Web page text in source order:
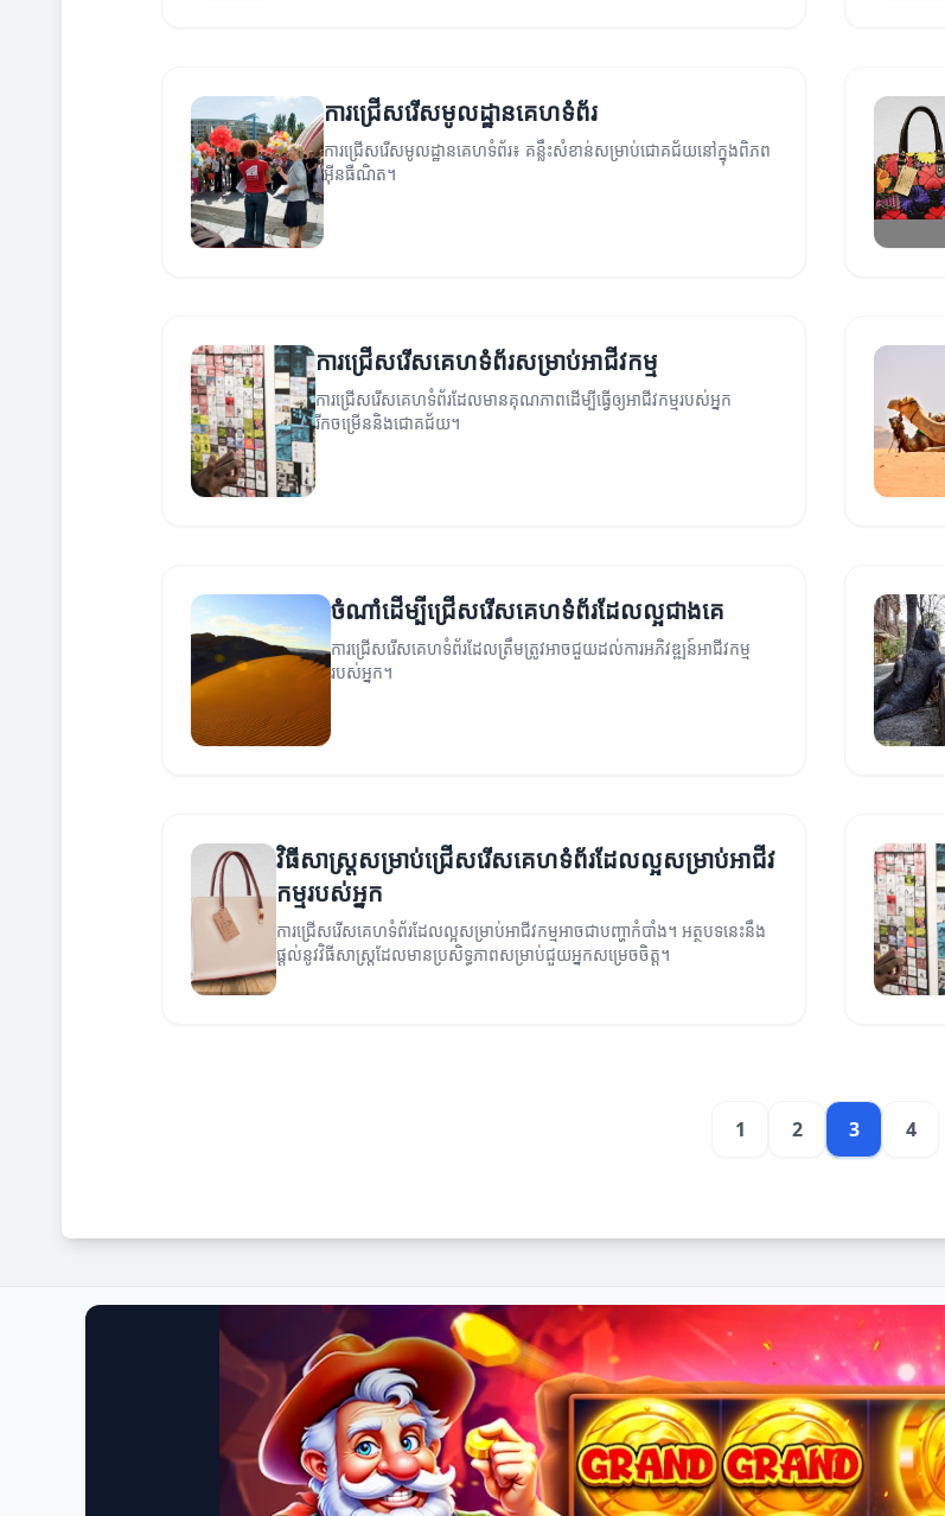
ការជ្រើសរើសមូលដ្ឋានគេហទំព័រ
ការជ្រើសរើសមូលដ្ឋានគេហទំព័រ៖ គន្លឹះសំខាន់សម្រាប់ជោគជ័យនៅក្នុងពិភព
អ៊ីនធឺណិត។
ការជ្រើសរើសគេហទំព័រសម្រាប់អាជីវកម្ម
ការជ្រើសរើសគេហទំព័រ​ដែលមាន​គុណភាព​ដើម្បី​ធ្វើ​ឲ្យ​អាជីវកម្ម​របស់​អ្នក
រីកចម្រើន​និង​ជោគជ័យ។
ចំណាំដើម្បីជ្រើសរើសគេហទំព័រដែលល្អជាងគេ
ការជ្រើសរើសគេហទំព័រដែលត្រឹមត្រូវអាចជួយដល់ការអភិវឌ្ឍន៍អាជីវកម្ម
របស់អ្នក។
វិធីសាស្ត្រសម្រាប់ជ្រើសរើសគេហទំព័រដែលល្អសម្រាប់អាជីវ
កម្មរបស់អ្នក
ការជ្រើសរើសគេហទំព័រដែលល្អសម្រាប់អាជីវកម្មអាចជាបញ្ហាកំបាំង។ អត្ថបទនេះនឹង
ផ្តល់នូវវិធីសាស្ត្រដែលមានប្រសិទ្ធភាពសម្រាប់ជួយអ្នកសម្រេចចិត្ត។
1 2 3 4